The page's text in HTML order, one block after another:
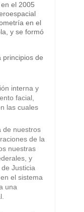
el 2005
en el
y se formó
principios de
interna y
facial,
las cuales
de nuestros
de la
nuestras
y
Justicia
el sistema
una